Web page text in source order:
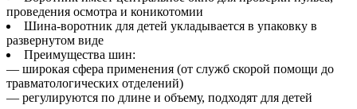
проведения осмотра и коникотомии
Шина-воротник для детей укладывается в упаковку в
развернутом виде
Преимущества шин:
— широкая сфера применения (от служб скорой помощи до
травматологических отделений)
— регулируются по длине и объему, подходят для детей